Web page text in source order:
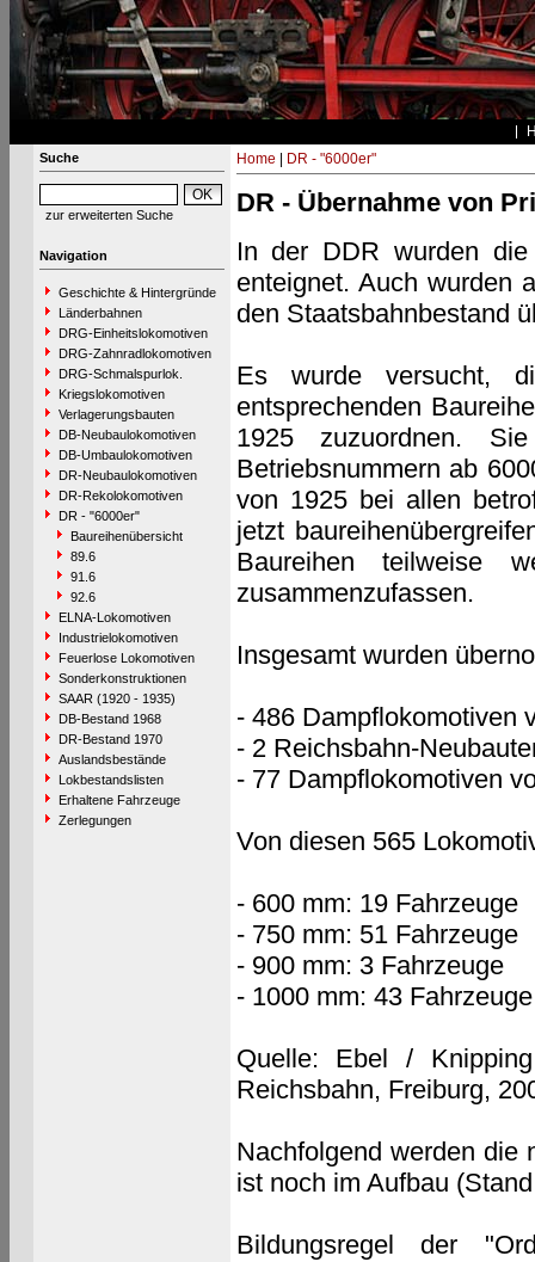
Suche
zur erweiterten Suche
Navigation
Geschichte & Hintergründe
Länderbahnen
DRG-Einheitslokomotiven
DRG-Zahnradlokomotiven
DRG-Schmalspurlok.
Kriegslokomotiven
Verlagerungsbauten
DB-Neubaulokomotiven
DB-Umbaulokomotiven
DR-Neubaulokomotiven
DR-Rekolokomotiven
DR - "6000er"
Baureihenübersicht
89.6
91.6
92.6
ELNA-Lokomotiven
Industrielokomotiven
Feuerlose Lokomotiven
Sonderkonstruktionen
SAAR (1920 - 1935)
DB-Bestand 1968
DR-Bestand 1970
Auslandsbestände
Lokbestandslisten
Erhaltene Fahrzeuge
Zerlegungen
Home DR - "6000er"
DR - Übernahme von
In der DDR wurden
enteignet. Auch wurden
den Staatsbahnbestand
Es wurde versucht,
entsprechenden
1925 zuzuordnen.
Betriebsnummern ab
von 1925 bei allen
jetzt
Baureihen teilweise
zusammenzufassen.
Insgesamt wurden
- 486 Dampflokomotiven
- 2 Reichsbahn-
- 77 Dampflokomotiven
Von diesen 565
- 600 mm: 19 Fahrzeuge
- 750 mm: 51 Fahrzeuge
- 900 mm: 3 Fahrzeuge
- 1000 mm: 43 Fahrzeuge
Quelle: Ebel /
Reichsbahn, Freiburg,
Nachfolgend werden die
ist noch im Aufbau
Bildungsregel der